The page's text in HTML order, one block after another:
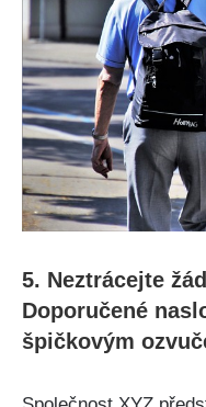
5. Neztrácejte
Doporučené
špičkovým